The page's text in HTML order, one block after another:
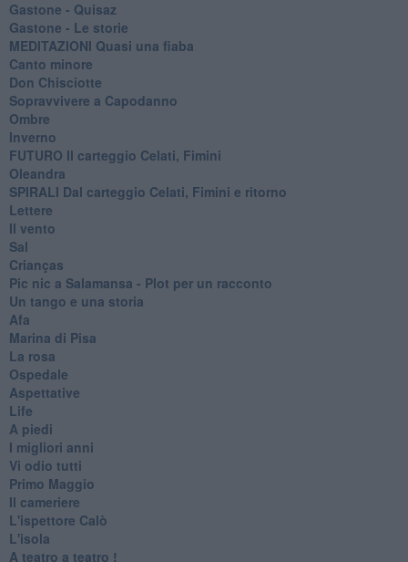
Gastone - Quisaz
Gastone - Le storie
MEDITAZIONI Quasi una fiaba
Canto minore
Don Chisciotte
Sopravvivere a Capodanno
Ombre
Inverno
FUTURO Il carteggio Celati, Fimini
Oleandra
SPIRALI Dal carteggio Celati, Fimini e ritorno
Lettere
Il vento
Sal
Crianças
Pic nic a Salamansa - Plot per un racconto
Un tango e una storia
Afa
Marina di Pisa
La rosa
Ospedale
Aspettative
Life
A piedi
I migliori anni
Vi odio tutti
Primo Maggio
Il cameriere
L'ispettore Calò
L'isola
A teatro a teatro !